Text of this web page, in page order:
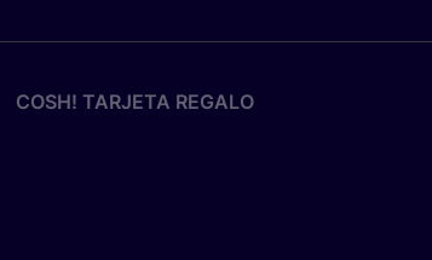
COSH! TARJETA REGALO